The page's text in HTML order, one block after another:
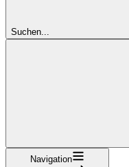
Suchen...
Navigation